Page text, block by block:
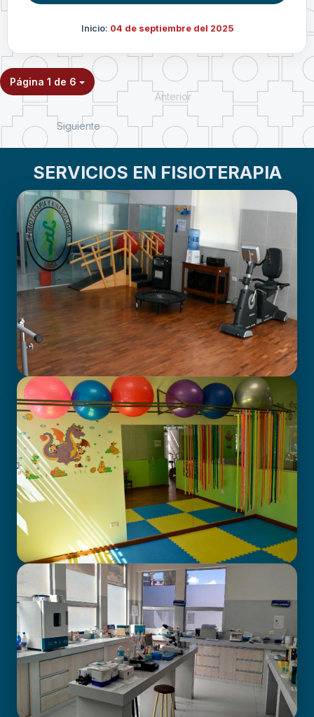
Inicio: 04 de septiembre del 2025
Página 1 de 6
Anterior
Siguiente
SERVICIOS EN FISIOTERAPIA
GABINETE DE FISIOTERAPIA
CENTRO DE ATENCIÓN EN
NEURODESARROLLO INFANTIL